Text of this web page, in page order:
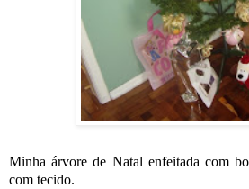
Minha árvore de Natal enfeitada com
com tecido.